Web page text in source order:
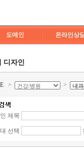
도메인 온라인상
디자인
> >
제목
선택